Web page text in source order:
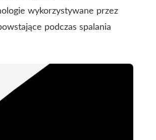
wykorzystywane przez
podczas spalania